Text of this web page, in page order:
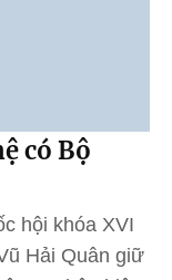
có Bộ
hội khóa XVI
Hải Quân giữ